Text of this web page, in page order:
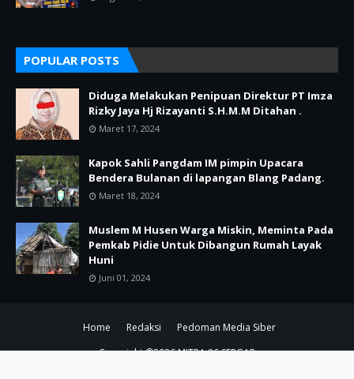
POPULAR POSTS
Diduga Melakukan Penipuan Direktur PT Imza
Rizky Jaya Hj Rizayanti S.H.M.M Ditahan .
Maret 17, 2024
Kapok Sahli Pangdam IM pimpin Upacara
Bendera Bulanan di lapangan Blang Padang.
Maret 18, 2024
Muslem M Husen Warga Miskin, Meminta Pada
Pemkab Pidie Untuk Dibangun Rumah Layak
Huni
Juni 01, 2024
Home Redaksi
Pedoman Media Siber
Copyright ©2026MITRA 86 SERGAP